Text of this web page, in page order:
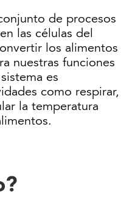
de procesos
las células del
los alimentos
nuestras funciones
es
como respirar,
la temperatura